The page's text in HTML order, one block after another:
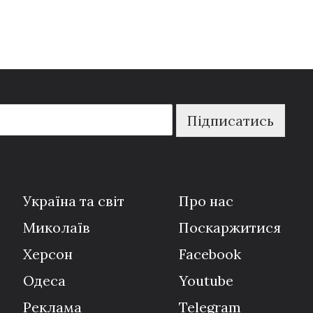
Підписатись
Україна та світ
Миколаїв
Херсон
Одеса
Реклама
Про нас
Поскаржитися
Facebook
Youtube
Telegram